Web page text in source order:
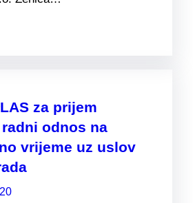
za prijem
odnos na
vrijeme uz uslov